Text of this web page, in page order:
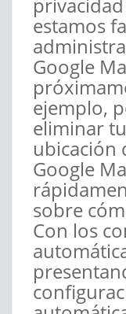
estamos
Google
ejemplo,
eliminar
ubicación
Google
sobre
Con los